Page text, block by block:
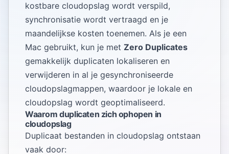
kostbare cloudopslag wordt verspild,
synchronisatie wordt vertraagd en je
maandelijkse kosten toenemen. Als je een
Mac gebruikt, kun je met Zero Duplicates
gemakkelijk duplicaten lokaliseren en
verwijderen in al je gesynchroniseerde
cloudopslagmappen, waardoor je lokale en
cloudopslag wordt geoptimaliseerd.
Waarom duplicaten zich ophopen in
cloudopslag
Duplicaat bestanden in cloudopslag ontstaan
vaak door: